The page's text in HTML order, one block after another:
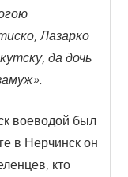
Лазарко
да дочь
воеводой был
в Нерчинск он
кто